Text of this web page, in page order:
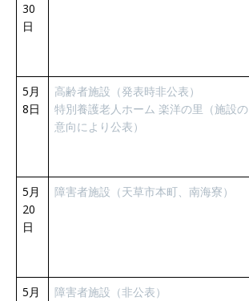
30
日
5月
8日
高齢者施設（発表時非公表）
特別養護老人ホーム 楽洋の里（施設の
意向により公表）
5月
20
日
障害者施設（天草市本町、南海寮）
5月
障害者施設（非公表）